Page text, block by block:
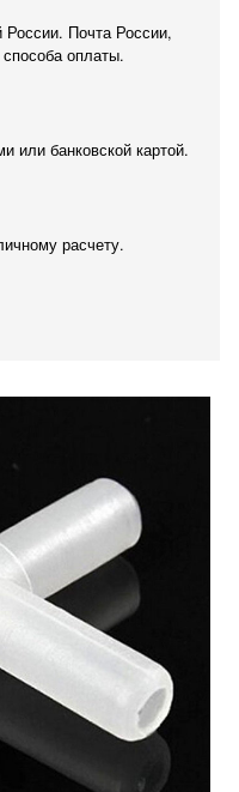
России. Почта России,
оплаты.
или банковской картой.
расчету.